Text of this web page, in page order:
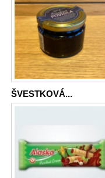
ŠVESTKOVÁ...